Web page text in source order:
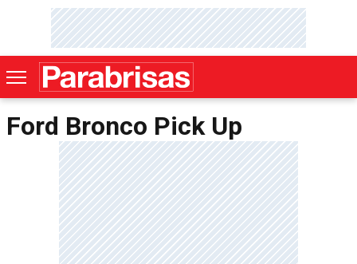
Ford Bronco Pick Up